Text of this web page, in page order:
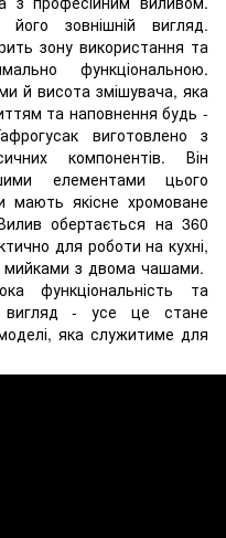
зовнішній вигляд.
зону використання та
функціональною.
й висота змішувача, яка
та наповнення будь -
виготовлено з
компонентів. Він
елементами цього
мають якісне хромоване
обертається на 360
для роботи на кухні,
мийками з двома чашами.
функціональність та
вигляд - усе це стане
яка служитиме для